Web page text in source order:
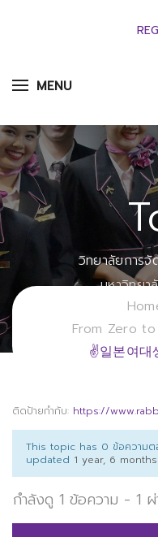
MENU
วิทยาลัยการจั
มหาวิทยา
From Zero
✌일본여대
ติดป้ายกำกับ: https://
This topic has 0 ข้อความ
updated 1 year, 6
กำลังดู 1 ข้อความ - 1